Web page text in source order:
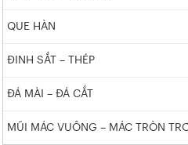
QUE HÀN
ĐINH SẮT – THÉP
ĐÁ MÀI – ĐÁ CẮT
MŨI MÁC VUÔNG – MÁC TRÒN